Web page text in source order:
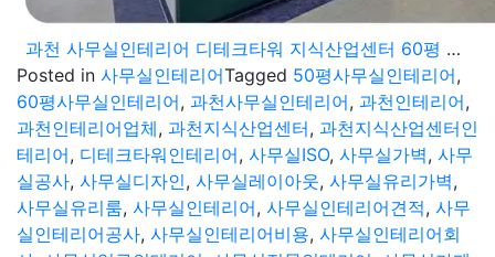
과천 사무실인테리어 디테크타워 지식산업센터 60평 공간 시공기
Posted in 사무실인테리어Tagged 50평사무실인테리어,
60평사무실인테리어, 과천사무실인테리어, 과천인테리어,
과천인테리어업체, 과천지식산업센터, 과천지식산업센터인
테리어, 디테크타워인테리어, 사무실ISO, 사무실가벽, 사무
실공사, 사무실디자인, 사무실레이아웃, 사무실유리가벽,
사무실유리룸, 사무실인테리어, 사무실인테리어견적, 사무
실인테리어공사, 사무실인테리어비용, 사무실인테리어회